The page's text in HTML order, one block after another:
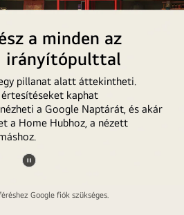
megállítása
a minden az
irányítópulttal
pillanat alatt áttekintheti.
kaphat
a Google Naptárát, és akár
a Home Hubhoz, a nézett
Google fiók szükséges.